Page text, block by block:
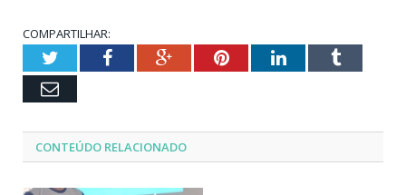
COMPARTILHAR:
TwitterFacebookGoogle+PinterestLinkedInTumblr
Email
CONTEÚDO RELACIONADO